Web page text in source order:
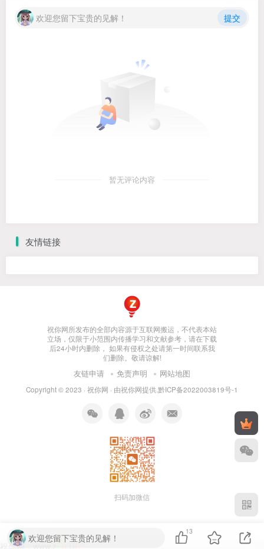
欢迎您留下宝贵的见解！ 提交
暂无评论内容
友情链接
祝你网所发布的全部内容源于互联网搬运，不代表本站
立场，仅限于小范围内传播学习和文献参考，请在下载
后24小时内删除， 如果有侵权之处请第一时间联系我
们删除。敬请谅解!
友链申请 免责声明 网站地图
Copyright © 2023 · 祝你网 · 由祝你网提供.黔ICP备2022003819号-1
扫码加微信
欢迎您留下宝贵的见解！
13
祝你网，ww7V Y K